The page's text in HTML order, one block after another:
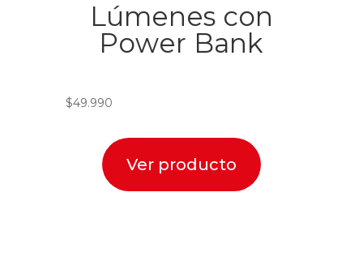
Lúmenes con
Power Bank
$49.990
Ver producto